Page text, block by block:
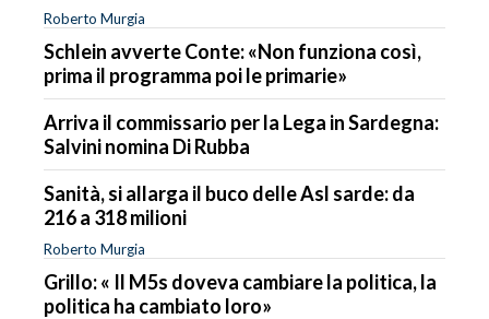
Roberto Murgia
Schlein avverte Conte: «Non funziona così,
prima il programma poi le primarie»
Arriva il commissario per la Lega in Sardegna:
Salvini nomina Di Rubba
Sanità, si allarga il buco delle Asl sarde: da
216 a 318 milioni
Roberto Murgia
Grillo: « Il M5s doveva cambiare la politica, la
politica ha cambiato loro»